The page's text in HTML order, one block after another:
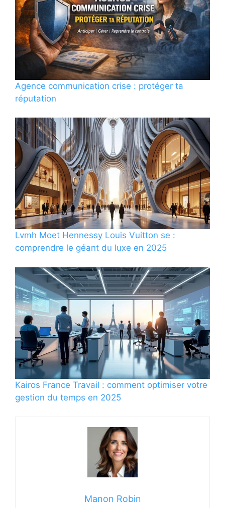
Agence communication crise : protéger ta
réputation
Lvmh Moet Hennessy Louis Vuitton se :
comprendre le géant du luxe en 2025
Kairos France Travail : comment optimiser votre
gestion du temps en 2025
Manon Robin